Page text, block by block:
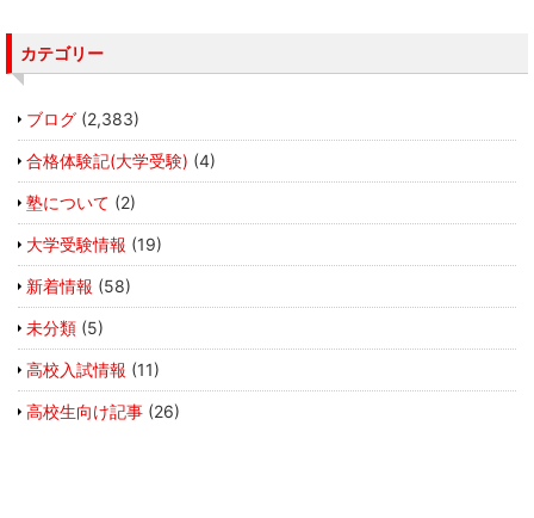
カテゴリー
ブログ (2,383)
合格体験記(大学受験) (4)
塾について (2)
大学受験情報 (19)
新着情報 (58)
未分類 (5)
高校入試情報 (11)
高校生向け記事 (26)